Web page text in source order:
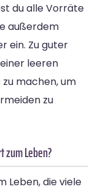
du alle Vorräte
außerdem
ein. Zu guter
leeren
machen, um
zu
zum Leben?
Leben, die viele